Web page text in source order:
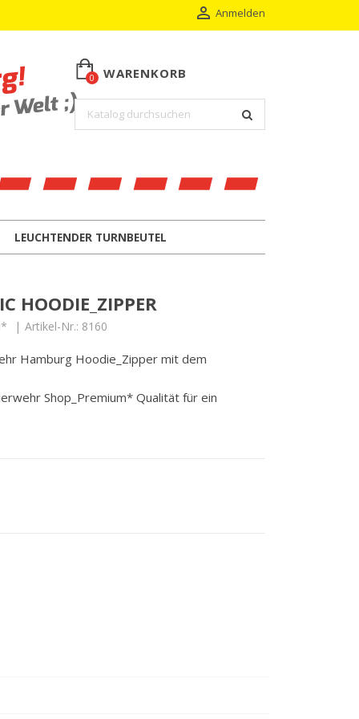
 Anmelden
WARENKORB
0
LEUCHTENDER TURNBEUTEL
HOODIE_ZIPPER
Artikel-Nr.: 8160
Hamburg Hoodie_Zipper mit dem
Shop_Premium* Qualität für ein